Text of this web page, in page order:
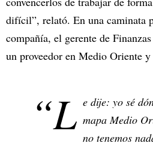
difícil”, relató. En una caminata
compañía, el gerente de
un proveedor en Medio Oriente
“L e dije: yo sé
mapa Medio
no tenemos